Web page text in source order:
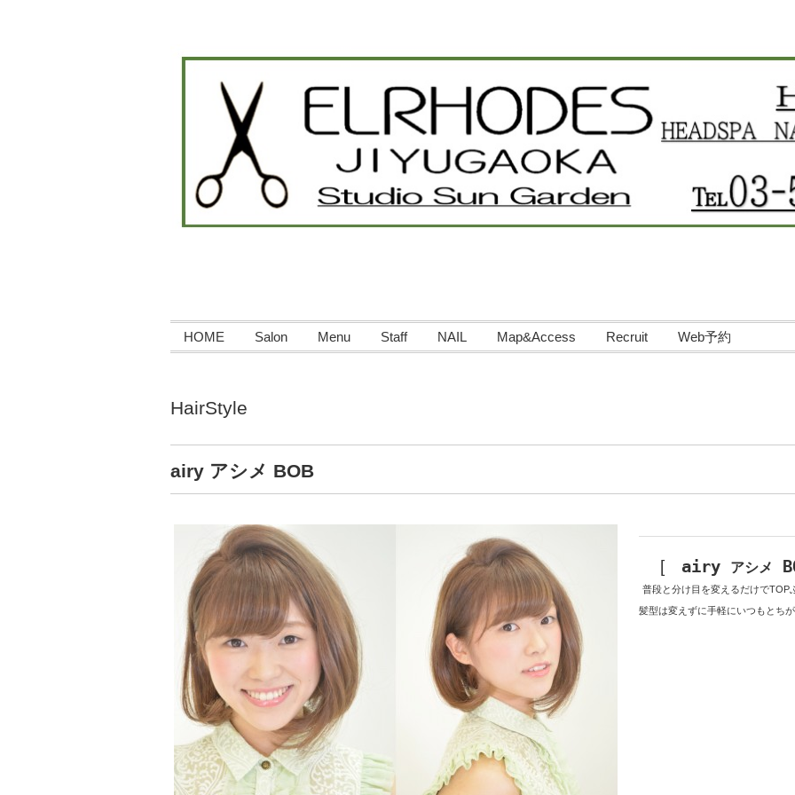
HOME Salon Menu Staff NAIL Map&Access Recruit Web予約
HairStyle
airy アシメ BOB
[ airy アシメ
普段と分け目を変えるだけでTOP
髪型は変えずに手軽にいつもとちが